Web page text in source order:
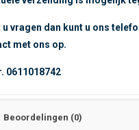
u vragen dan kunt u ons
met ons op.
0611018742
Beoordelingen (0)